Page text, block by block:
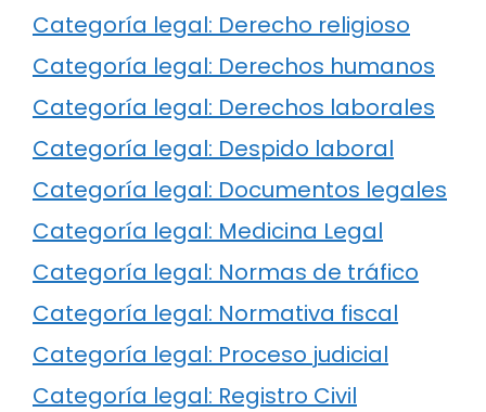
Categoría legal: Derecho religioso
Categoría legal: Derechos humanos
Categoría legal: Derechos laborales
Categoría legal: Despido laboral
Categoría legal: Documentos legales
Categoría legal: Medicina Legal
Categoría legal: Normas de tráfico
Categoría legal: Normativa fiscal
Categoría legal: Proceso judicial
Categoría legal: Registro Civil